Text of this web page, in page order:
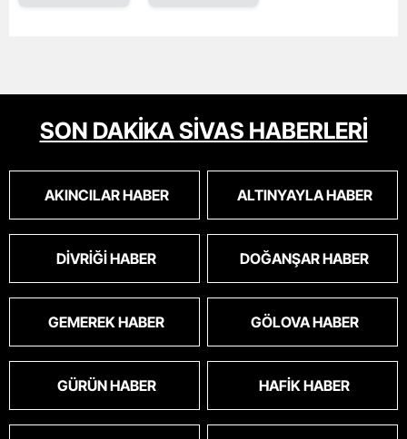
SON DAKİKA SİVAS HABERLERİ
AKINCILAR HABER ALTINYAYLA HABER
DIVRIĞI HABER DOĞANŞAR HABER
GEMEREK HABER GÖLOVA HABER
GÜRÜN HABER HAFIK HABER